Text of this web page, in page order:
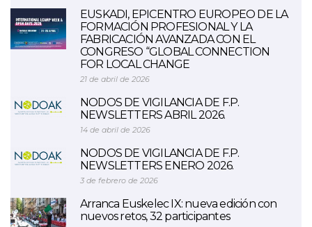
EUSKADI, EPICENTRO EUROPEO DE LA
FORMACIÓN PROFESIONAL Y LA
FABRICACIÓN AVANZADA CON EL
CONGRESO “GLOBAL CONNECTION
FOR LOCAL CHANGE
21 de abril de 2026
NODOS DE VIGILANCIA DE F.P.
NEWSLETTERS ABRIL 2026.
14 de abril de 2026
NODOS DE VIGILANCIA DE F.P.
NEWSLETTERS ENERO 2026.
3 de febrero de 2026
Arranca Euskelec IX: nueva edición con
nuevos retos, 32 participantes